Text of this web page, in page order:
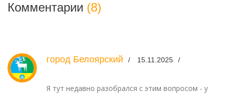
Комментарии (8)
город Белоярский 15.11.2025
Я тут недавно разобрался с этим вопросом - у